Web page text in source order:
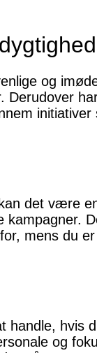
og
Derudover
det være
kampagner.
mens du
handle, hvis
og